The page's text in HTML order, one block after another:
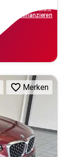
inkl.MwSt.
finanzieren
Merken